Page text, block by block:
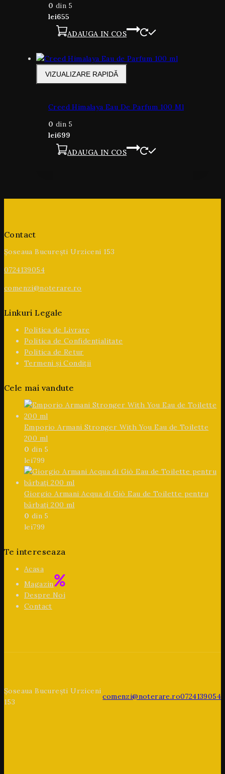
0 din 5
lei655
ADAUGA IN COS
VIZUALIZARE RAPIDĂ
Creed Himalaya Eau De Parfum 100 Ml
0 din 5
lei699
ADAUGA IN COS
Contact
Șoseaua București Urziceni 153
0724139054
comenzi@noterare.ro
Linkuri Legale
Politica de Livrare
Politica de Confidențialitate
Politica de Retur
Termeni și Condiții
Cele mai vandute
Emporio Armani Stronger With You Eau de Toilette
200 ml
0 din 5
lei799
Giorgio Armani Acqua di Giò Eau de Toilette pentru
bărbați 200 ml
0 din 5
lei799
Te intereseaza
Acasa
Magazin
Despre Noi
Contact
Șoseaua București Urziceni
153
comenzi@noterare.ro0724139054